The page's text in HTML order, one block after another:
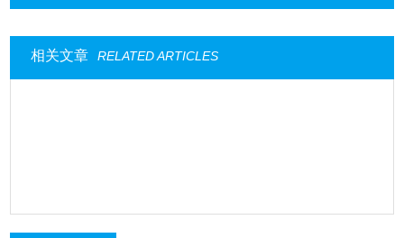
相关文章 RELATED ARTICLES